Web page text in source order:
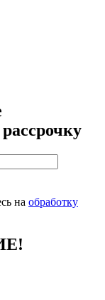
на обработку